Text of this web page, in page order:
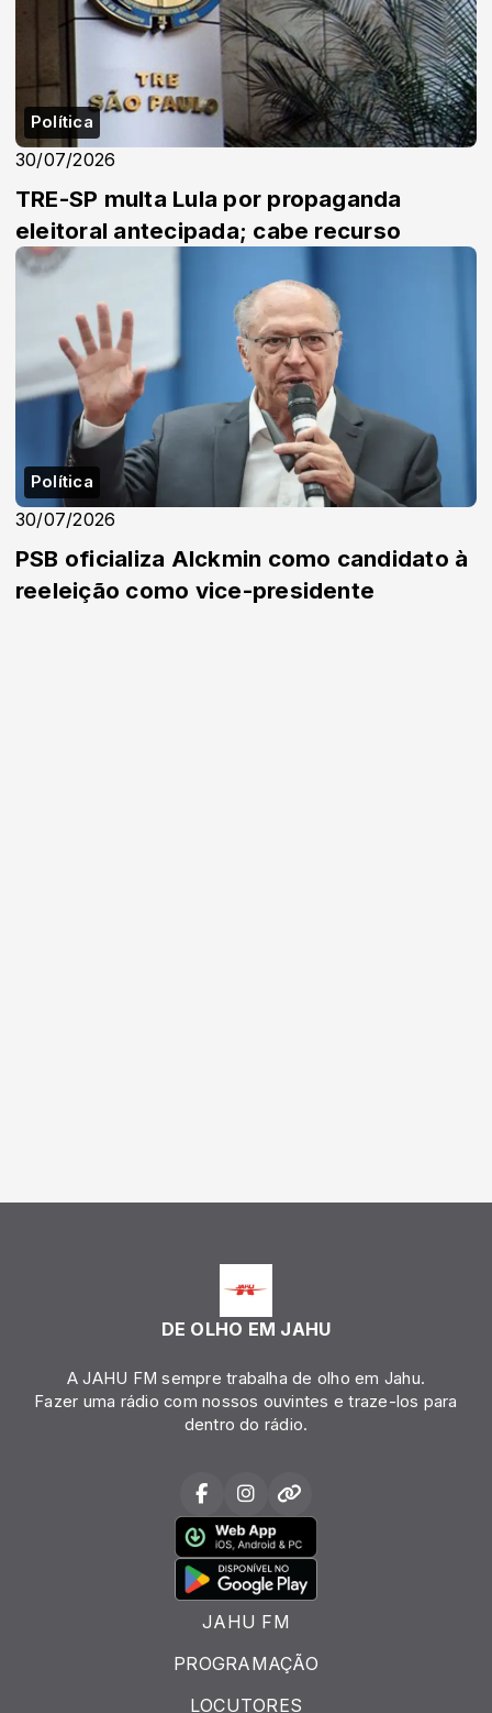
Política
30/07/2026
TRE-SP multa Lula por propaganda
eleitoral antecipada; cabe recurso
Política
30/07/2026
PSB oficializa Alckmin como candidato à
reeleição como vice-presidente
DE OLHO EM JAHU
A JAHU FM sempre trabalha de olho em Jahu.
Fazer uma rádio com nossos ouvintes e traze-los para
dentro do rádio.
JAHU FM
PROGRAMAÇÃO
LOCUTORES